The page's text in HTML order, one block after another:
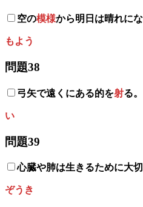
空の模様から明日は晴れにな
もよう
問題38
弓矢で遠くにある的を射る。
い
問題39
心臓や肺は生きるために大
ぞうき